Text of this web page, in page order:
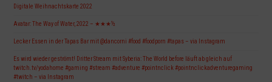
Digitale Weihnachtskarte 2022
Avatar: The Way of Water, 2022 – ★★★½
Lecker Essen in der Tapas Bar mit @dancorni #food #foodporn #tapas – via Instagram
Es wird wieder geströmt! Dritter Stream mit Syberia: The World before läuft ab gleich auf
twitch.tv/yodahome #gaming #stream #adventure #pointnclick #pointnclickadventuregaming
#twitch – via Instagram